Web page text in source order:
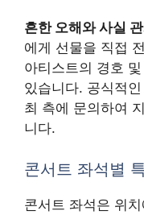
흔한 오해와 사실 관
에게 선물을 직접
아티스트의 경호
있습니다. 공식적
최 측에 문의하여
니다.
콘서트 좌석별
콘서트 좌석은 위